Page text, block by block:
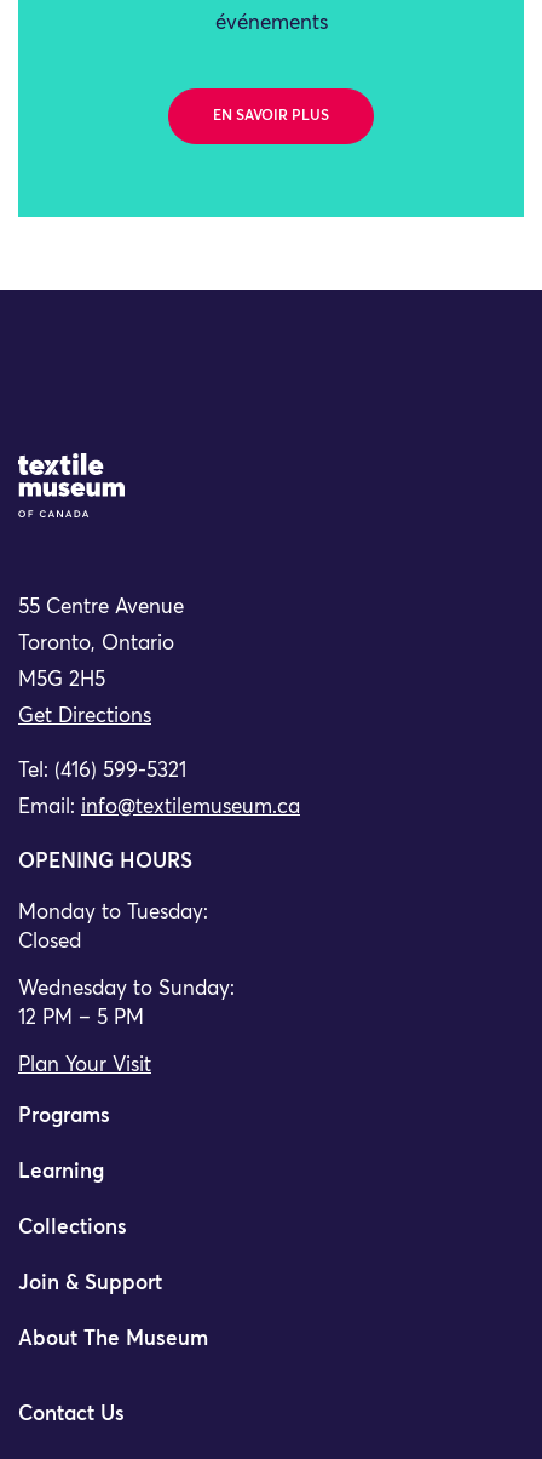
événements
EN SAVOIR PLUS
Site Logo
55 Centre Avenue
Toronto, Ontario
M5G 2H5
Get Directions
Tel: (416) 599-5321
Email: info@textilemuseum.ca
OPENING HOURS
Monday to Tuesday:
Closed
Wednesday to Sunday:
12 PM – 5 PM
Plan Your Visit
Programs
Learning
Collections
Join & Support
About The Museum
Contact Us